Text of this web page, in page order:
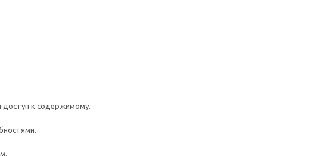
доступ к содержимому.